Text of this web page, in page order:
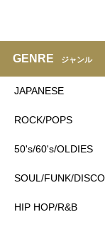
GENRE ジャンル
JAPANESE
ROCK/POPS
50's/60's/OLDIES
SOUL/FUNK/DISCO
HIP HOP/R&B